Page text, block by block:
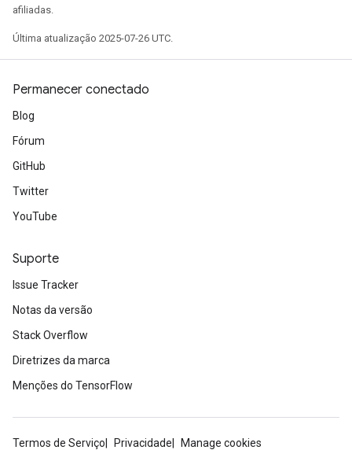
afiliadas.
Última atualização 2025-07-26 UTC.
Permanecer conectado
Blog
Fórum
GitHub
Twitter
YouTube
Suporte
Issue Tracker
Notas da versão
Stack Overflow
Diretrizes da marca
Menções do TensorFlow
Termos de Serviço Privacidade
Manage cookies